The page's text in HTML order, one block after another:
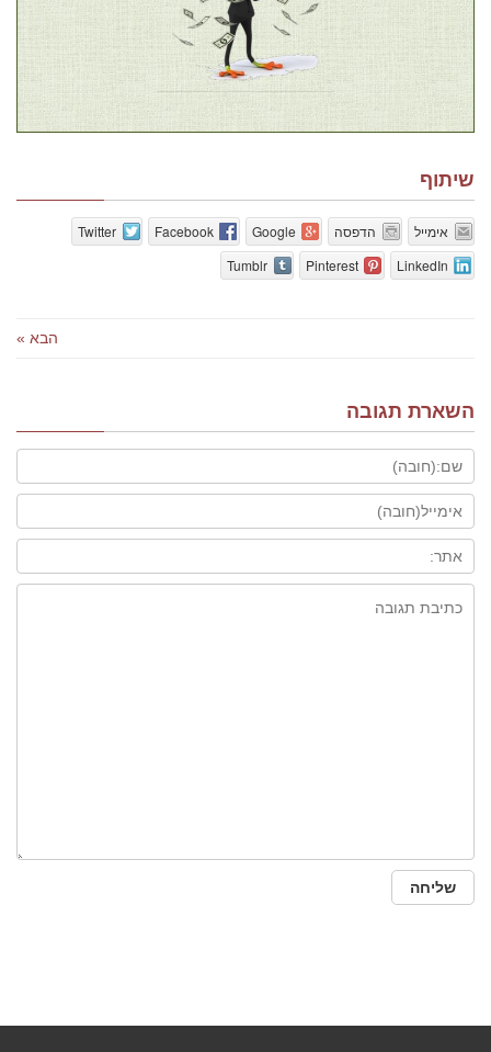
שיתוף
אימייל הדפסה Google
Facebook
Twitter
LinkedIn
Pinterest
Tumblr
הבא »
השארת תגובה